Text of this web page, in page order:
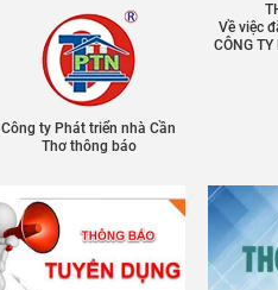
Công ty Phát triển nhà Cần
Thơ thông báo
Về việc
CÔNG